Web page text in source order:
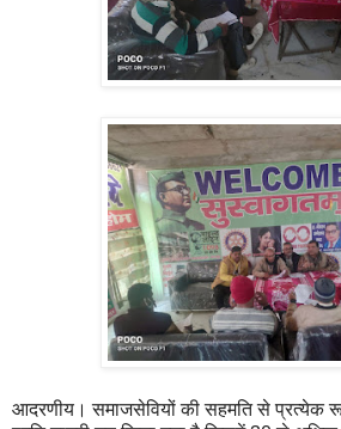
आदरणीय। समाजसेवियों की सहमति से प्रत्येक